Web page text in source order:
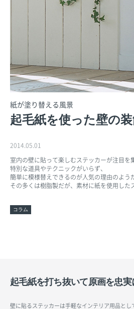
紙が塗り替える風景
起毛紙を使った壁の
2014.05.01
室内の壁に貼って楽しむステッカーが注目を
特別な道具やテクニックがいらず、
簡単に模様替えできるのが人気の理由のよう
その多くは樹脂製だが、素材に紙を使用した
コラム
起毛紙を打ち抜いて原画を忠実
壁に貼るステッカーは手軽なインテリア用品とし